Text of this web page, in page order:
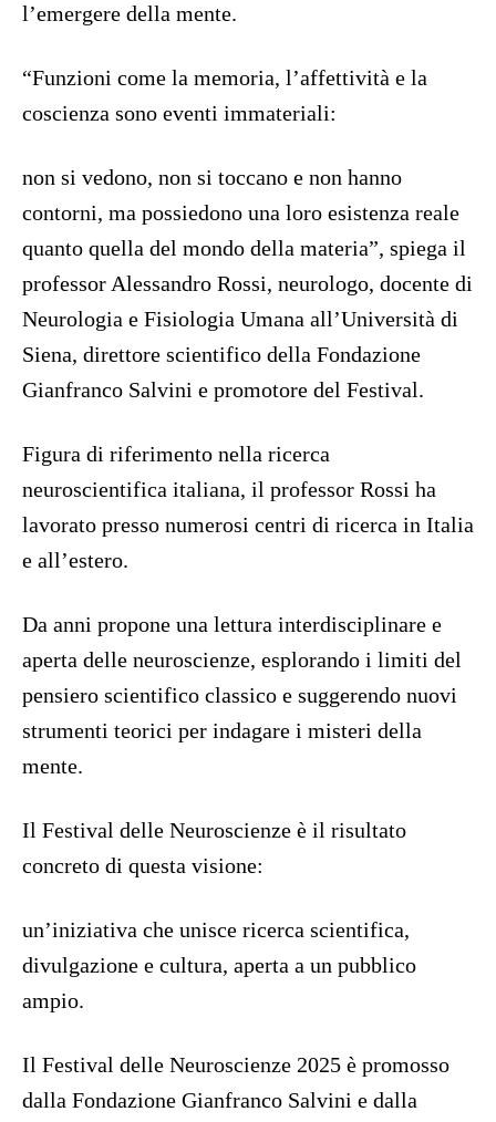
l’emergere della mente.
“Funzioni come la memoria, l’affettività e la
coscienza sono eventi immateriali:
non si vedono, non si toccano e non hanno
contorni, ma possiedono una loro esistenza reale
quanto quella del mondo della materia”, spiega il
professor Alessandro Rossi, neurologo, docente di
Neurologia e Fisiologia Umana all’Università di
Siena, direttore scientifico della Fondazione
Gianfranco Salvini e promotore del Festival.
Figura di riferimento nella ricerca
neuroscientifica italiana, il professor Rossi ha
lavorato presso numerosi centri di ricerca in Italia
e all’estero.
Da anni propone una lettura interdisciplinare e
aperta delle neuroscienze, esplorando i limiti del
pensiero scientifico classico e suggerendo nuovi
strumenti teorici per indagare i misteri della
mente.
Il Festival delle Neuroscienze è il risultato
concreto di questa visione:
un’iniziativa che unisce ricerca scientifica,
divulgazione e cultura, aperta a un pubblico
ampio.
Il Festival delle Neuroscienze 2025 è promosso
dalla Fondazione Gianfranco Salvini e dalla